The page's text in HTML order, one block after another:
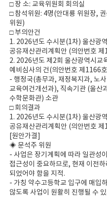
□ 장 소: 교육위원회 회의실
□ 참석위원: 4명(안대룡 위원장,
위원)
□ 부의안건
1. 2026년도 수시분(1차) 울산광
공유재산관리계획안 (의안번호
2. 2026년도 제2회 울산광역시교
예비심사의 건(의안번호 제1166
- 행정국(총무과, 재정복지과, 노
교육여건개선과), 직속기관 (울산
수학문화관) 소관
□ 회의결과
1. 2026년도 수시분(1차) 울산광
공유재산관리계획안 (의안번호
[원안가결]
◈ 문석주 위원
- 사업은 장기계획에 따라 일관성
접근성이 중요하므로, 현재 이전
되었어야 함을 지적.
- 가칭 약수고등학교 입구에 매입
않도록 사업이 원활히 진행될 수